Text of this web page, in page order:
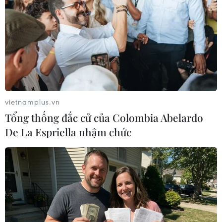
49, 87%).
Trung Quốc tiếp tục là đối tác thương mại lớn
nhất của Việt Nam và Việt Nam cũng đã trở
thành đối tác thương mại lớn nhất ở khu vực
ASEAN của Trung Quốc.
vietnamplus.vn
Tổng thống đắc cử của Colombia Abelardo
De La Espriella nhậm chức